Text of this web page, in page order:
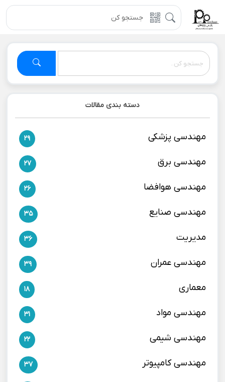
دسته بندی مقالات
مهندسی پزشکی 29
مهندسی برق 27
مهندسی هوافضا 26
مهندسی صنایع 35
مدیریت 36
مهندسی عمران 39
معماری 18
مهندسی مواد 31
مهندسی شیمی 22
مهندسی کامپیوتر 37